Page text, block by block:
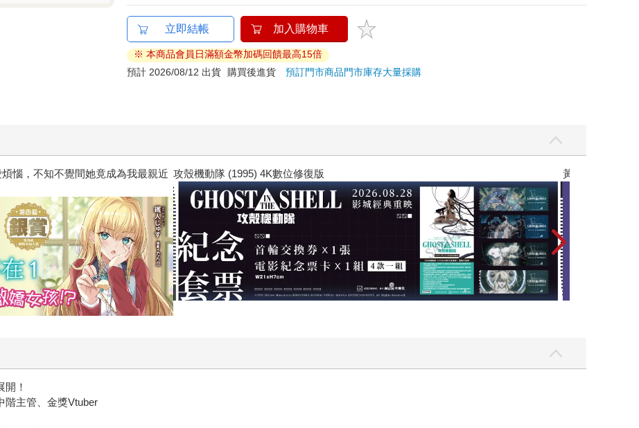
立即結帳 加入購物車
※ 本商品會員日滿額金幣加碼回饋最高15倍
預計 2026/08/12 出貨
購買後進貨預訂門市商品門市庫存大量採購
Love Live! 蓮之空女學院學園偶像俱樂部
書刊回來了！一起走進他的漫畫宇宙
！
階主管、金獎Vtuber